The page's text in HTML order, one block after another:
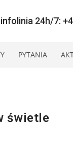
infolinia 24h/7:
PYTANIA
świetle